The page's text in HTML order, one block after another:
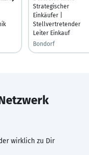
Strategischer
Einkäufer |
Stellvertretender
Leiter Einkauf
Bondorf
wirklich zu Dir